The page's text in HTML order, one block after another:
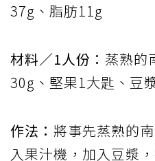
37g、脂肪11g
材料／1人份： 蒸熟的
30g、堅果1大匙、豆
作法： 將事先蒸熟的
入果汁機，加入豆漿